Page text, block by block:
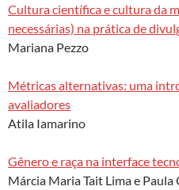
Cultura científica e cultura da
necessárias) na prática de
Mariana Pezzo
Métricas alternativas: uma
avaliadores
Atila Iamarino
Gênero e raça na interface
Márcia Maria Tait Lima e